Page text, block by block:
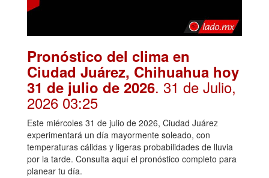
Pronóstico del clima en
Ciudad Juárez, Chihuahua hoy
31 de julio de 2026. 31 de Julio,
2026 03:25
Este miércoles 31 de julio de 2026, Ciudad Juárez
experimentará un día mayormente soleado, con
temperaturas cálidas y ligeras probabilidades de lluvia
por la tarde. Consulta aquí el pronóstico completo para
planear tu día.